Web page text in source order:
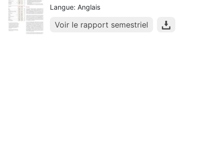
Langue: Anglais
Voir le rapport semestriel